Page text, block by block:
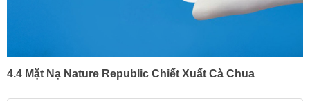
4.4 Mặt Nạ Nature Republic Chiết Xuất Cà Chua